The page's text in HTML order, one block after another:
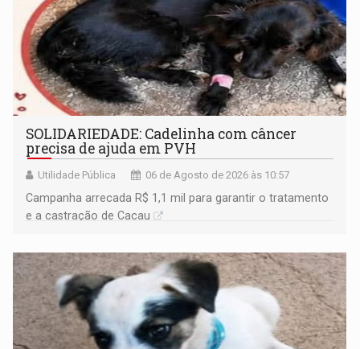
SOLIDARIEDADE: Cadelinha com câncer
precisa de ajuda em PVH
Utilidade Pública 06 de Agosto de 2026 às 10:57
Campanha arrecada R$ 1,1 mil para garantir o tratamento
e a castração de Cacau